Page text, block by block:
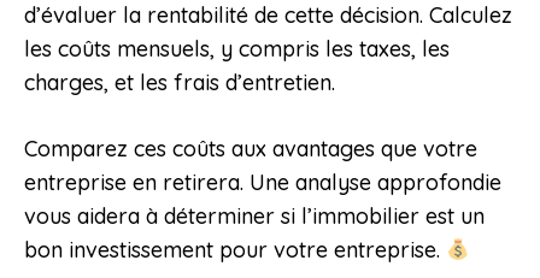
d’évaluer la rentabilité de cette décision. Calculez
les coûts mensuels, y compris les taxes, les
charges, et les frais d’entretien.
Comparez ces coûts aux avantages que votre
entreprise en retirera. Une analyse approfondie
vous aidera à déterminer si l’immobilier est un
bon investissement pour votre entreprise.